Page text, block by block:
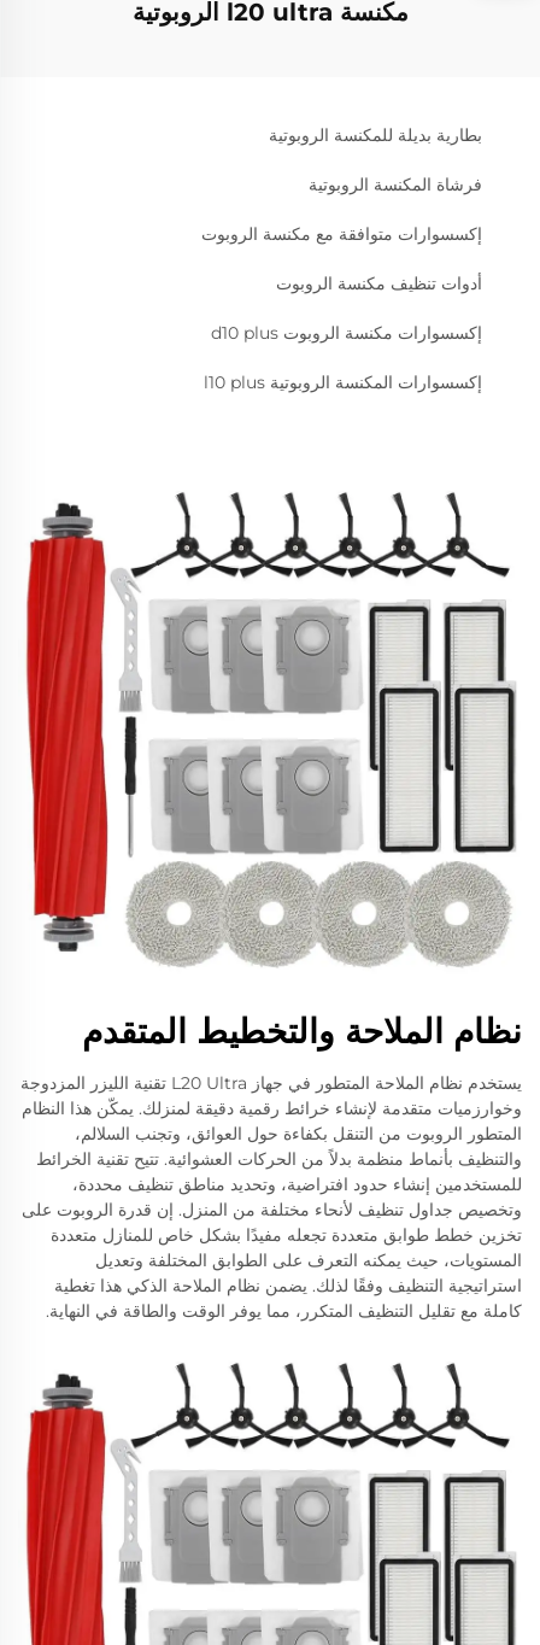
مكنسة l20 ultra الروبوتية
بطارية بديلة للمكنسة الروبوتية
فرشاة المكنسة الروبوتية
إكسسوارات متوافقة مع مكنسة الروبوت
أدوات تنظيف مكنسة الروبوت
إكسسوارات مكنسة الروبوت d10 plus
إكسسوارات المكنسة الروبوتية l10 plus
نظام الملاحة والتخطيط المتقدم
يستخدم نظام الملاحة المتطور في جهاز L20 Ultra تقنية الليزر المزدوجة
وخوارزميات متقدمة لإنشاء خرائط رقمية دقيقة لمنزلك. يمكّن هذا النظام
المتطور الروبوت من التنقل بكفاءة حول العوائق، وتجنب السلالم،
والتنظيف بأنماط منظمة بدلاً من الحركات العشوائية. تتيح تقنية الخرائط
للمستخدمين إنشاء حدود افتراضية، وتحديد مناطق تنظيف محددة،
وتخصيص جداول تنظيف لأنحاء مختلفة من المنزل. إن قدرة الروبوت على
تخزين خطط طوابق متعددة تجعله مفيدًا بشكل خاص للمنازل متعددة
المستويات، حيث يمكنه التعرف على الطوابق المختلفة وتعديل
استراتيجية التنظيف وفقًا لذلك. يضمن نظام الملاحة الذكي هذا تغطية
كاملة مع تقليل التنظيف المتكرر، مما يوفر الوقت والطاقة في النهاية.